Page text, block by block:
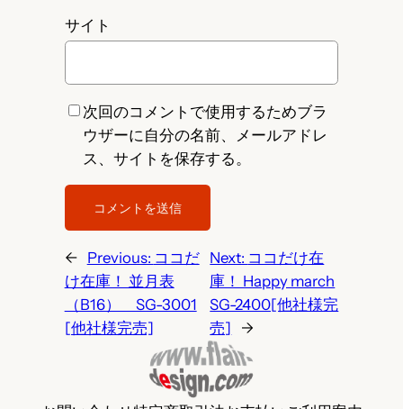
サイト
次回のコメントで使用するためブラ
ウザーに自分の名前、メールアドレ
ス、サイトを保存する。
← Previous: ココだ
け在庫！ 並月表
（B16） SG-3001
[他社様完売]
Next: ココだけ在
庫！ Happy march
SG-2400[他社様完
売]
→